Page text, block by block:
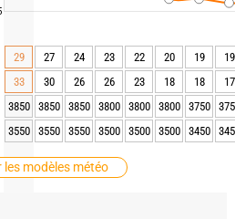
les modèles météo
29 27 24 23 22 20 19
19
33
30 26 26 23 18 18
17
3850
3850 3850 3800 3800 3800 3750
3550
3550 3550 3500 3500 3500 3450